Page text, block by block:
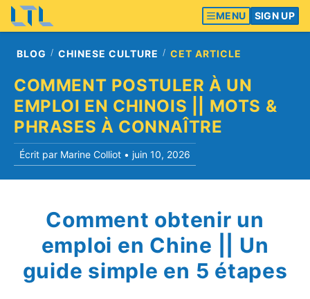
MENU SIGN UP
BLOG CHINESE CULTURE CET ARTICLE
COMMENT POSTULER À UN
EMPLOI EN CHINOIS || MOTS &
PHRASES À CONNAÎTRE
Écrit par Marine Colliot • juin 10, 2026
Comment obtenir un
emploi en Chine || Un
guide simple en 5 étapes